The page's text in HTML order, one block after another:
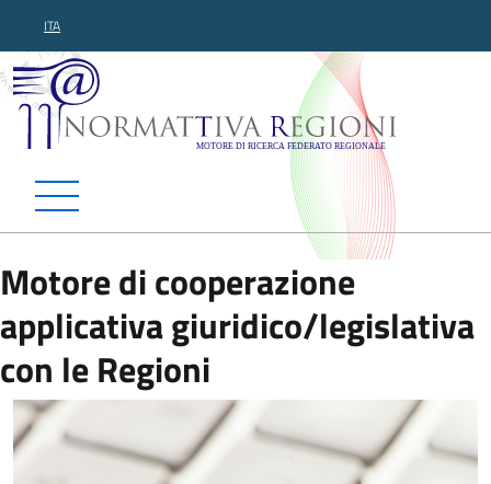
ITA
Normattiva Regioni -
Motore di cooperazione
applicativa giuridico/legislativa
con le Regioni